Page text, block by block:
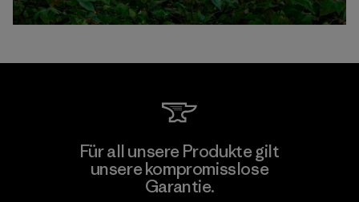
Für all unsere Produkte gilt
unsere kompromisslose
Garantie.